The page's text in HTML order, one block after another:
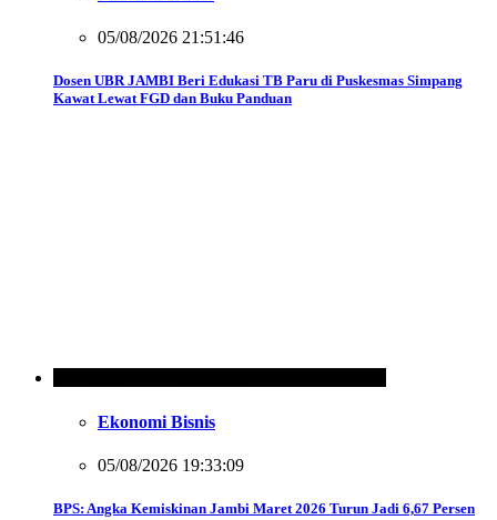
05/08/2026 21:51:46
Dosen UBR JAMBI Beri Edukasi TB Paru di Puskesmas Simpang
Kawat Lewat FGD dan Buku Panduan
Ekonomi Bisnis
05/08/2026 19:33:09
BPS: Angka Kemiskinan Jambi Maret 2026 Turun Jadi 6,67 Persen